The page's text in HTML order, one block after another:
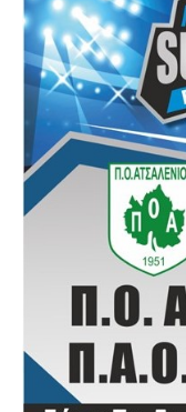
Έργα
&
Δράσεις
Ψηφιακές
Υπηρεσίες
Επικοινωνία